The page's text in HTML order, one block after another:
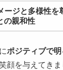
ージと多様性を
の親和性
ポジティブで
顔を与えてき